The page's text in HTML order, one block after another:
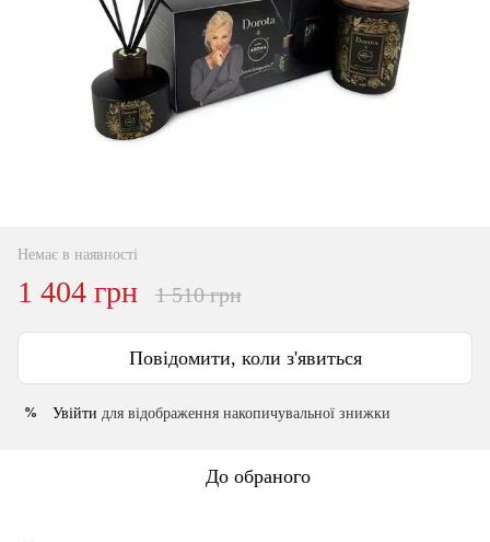
Немає в наявності
1 404 грн 1 510 грн
Повідомити, коли з'явиться
% Увійти для відображення накопичувальної знижки
До обраного